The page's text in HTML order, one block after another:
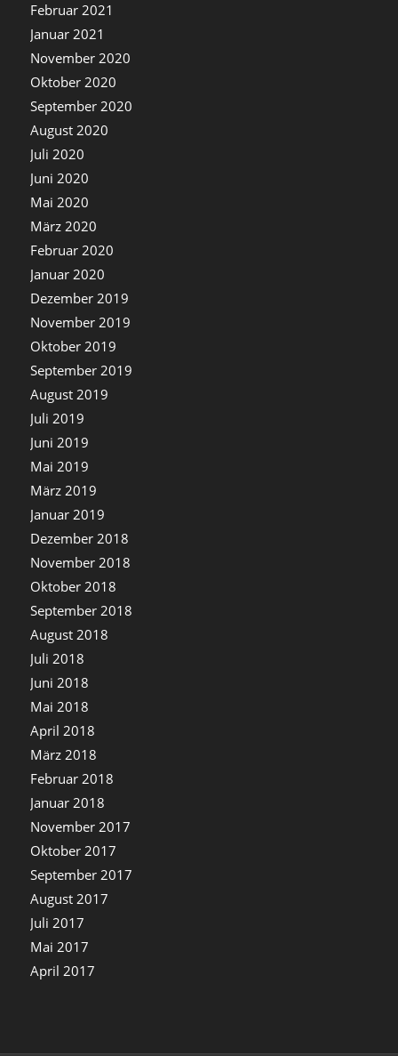
Februar 2021
Januar 2021
November 2020
Oktober 2020
September 2020
August 2020
Juli 2020
Juni 2020
Mai 2020
März 2020
Februar 2020
Januar 2020
Dezember 2019
November 2019
Oktober 2019
September 2019
August 2019
Juli 2019
Juni 2019
Mai 2019
März 2019
Januar 2019
Dezember 2018
November 2018
Oktober 2018
September 2018
August 2018
Juli 2018
Juni 2018
Mai 2018
April 2018
März 2018
Februar 2018
Januar 2018
November 2017
Oktober 2017
September 2017
August 2017
Juli 2017
Mai 2017
April 2017